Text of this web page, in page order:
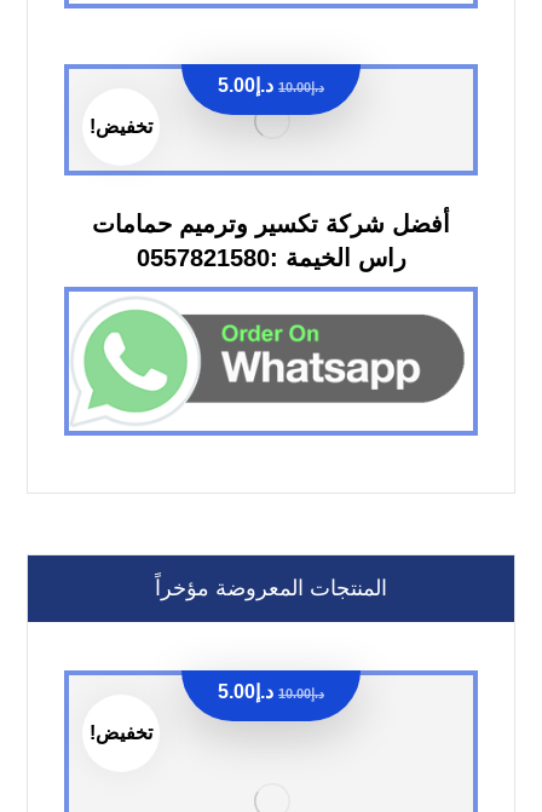
تخفيض!
أفضل شركة تكسير وترميم حمامات
راس الخيمة :0557821580
د.إ10.00 د.إ5.00
المنتجات المعروضة مؤخراً
تخفيض!
د.إ10.00 د.إ 5.00